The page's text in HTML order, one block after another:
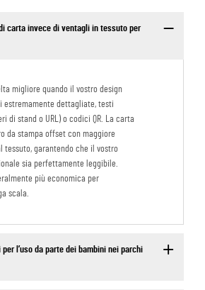
carta invece di ventagli in tessuto per
migliore quando il vostro design
estremamente dettagliate, testi
di stand o URL) o codici QR. La carta
da stampa offset con maggiore
tessuto, garantendo che il vostro
sia perfettamente leggibile.
più economica per
scala.
l’uso da parte dei bambini nei parchi